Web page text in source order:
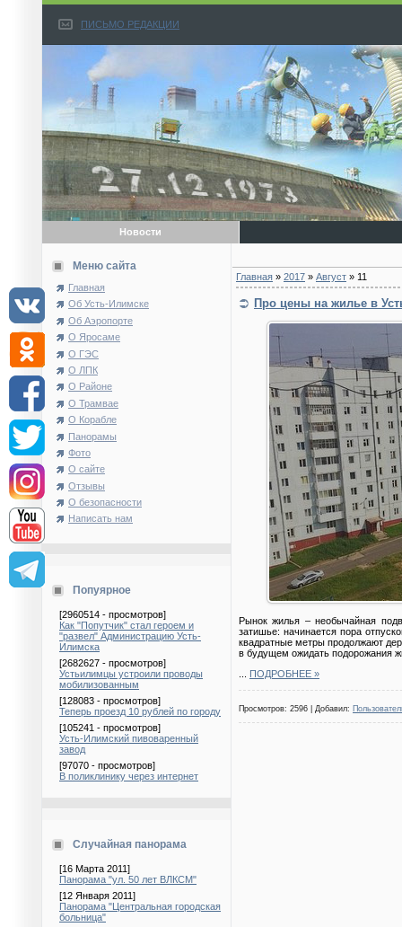
ПИСЬМО РЕДАКЦИИ
Новости
Меню сайта
Главная
Об Усть-Илимске
Об Аэропорте
О Яросаме
О ГЭС
О ЛПК
О Районе
О Трамвае
О Корабле
Панорамы
Фото
О сайте
Отзывы
О безопасности
Написать нам
Попуярное
[2960514 - просмотров]
Как "Попутчик" стал героем и
"развел" Администрацию Усть-
Илимска
[2682627 - просмотров]
Устьилимцы устроили проводы
мобилизованным
[128083 - просмотров]
Теперь проезд 10 рублей по городу
[105241 - просмотров]
Усть-Илимский пивоваренный
завод
[97070 - просмотров]
В поликлинику через интернет
Случайная панорама
[16 Марта 2011]
Панорама "ул. 50 лет ВЛКСМ"
[12 Января 2011]
Панорама "Центральная городская
больница"
Главная » 2017 » Август » 11
Про цены на жилье в
Рынок жилья – необычайная
затишье: начинается пора
квадратные метры продолжают
в будущем ожидать подорожания
ПОДРОБНЕЕ »
Просмотров: 2596 | Добавил: